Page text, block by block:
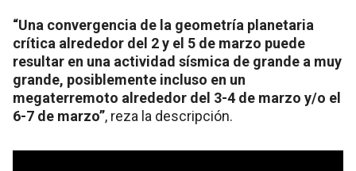
“Una convergencia de la geometría planetaria
crítica alrededor del 2 y el 5 de marzo puede
resultar en una actividad sísmica de grande a muy
grande, posiblemente incluso en un
megaterremoto alrededor del 3-4 de marzo y/o el
6-7 de marzo”, reza la descripción.